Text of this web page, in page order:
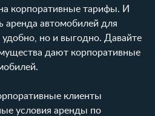
корпоративные тарифы. И
аренда автомобилей для
удобно, но и выгодно. Давайте
дают корпоративные
клиенты
условия аренды по